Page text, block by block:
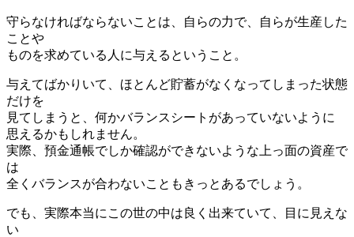
守らなければならないことは、自らの力で、自らが生産した
ことや
ものを求めている人に与えるということ。
与えてばかりいて、ほとんど貯蓄がなくなってしまった状態
だけを
見てしまうと、何かバランスシートがあっていないように
思えるかもしれません。
実際、預金通帳でしか確認ができないような上っ面の資産で
は
全くバランスが合わないこともきっとあるでしょう。
でも、実際本当にこの世の中は良く出来ていて、目に見えな
い